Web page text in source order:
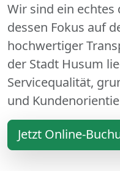
Wir sind ein
dessen Fokus auf
hochwertiger
der Stadt Husum
Servicequalität,
und
Jetzt Online-